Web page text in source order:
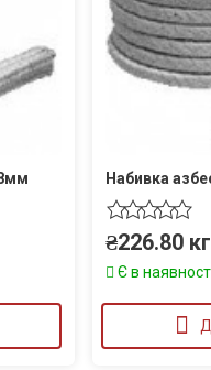
Набивка
₴226.80 кг
Є в